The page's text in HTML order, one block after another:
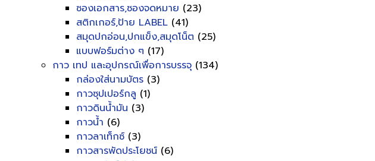
ซองเอกสาร,ซองจดหมาย (23)
สติกเกอร์,ป้าย LABEL (41)
สมุดปกอ่อน,ปกแข็ง,สมุดโน็ต (25)
แบบฟอร์มต่าง ๆ (17)
กาว เทป และอุปกรณ์เพื่อการบรรจุ (134)
กล่องใส่นามบัตร (3)
กาวซุปเปอร์กลู (1)
กาวดินน้ำมัน (3)
กาวน้ำ (6)
กาวลาเท็กซ์ (3)
กาวสารพัดประโยชน์ (6)